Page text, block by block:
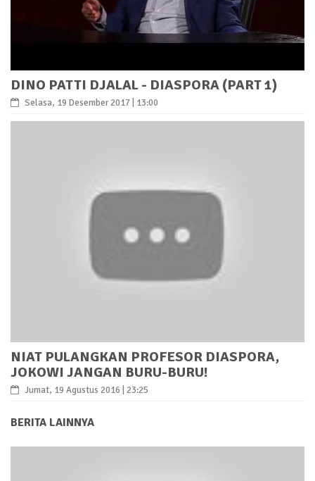
DINO PATTI DJALAL - DIASPORA (PART 1)
Selasa, 19 Desember 2017 | 13:00
NIAT PULANGKAN PROFESOR DIASPORA,
JOKOWI JANGAN BURU-BURU!
Jumat, 19 Agustus 2016 | 23:25
BERITA LAINNYA